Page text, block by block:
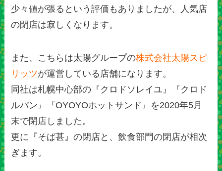
少々値が張るという評価もありましたが、人気店
の閉店は寂しくなります。
また、こちらは太陽グループの株式会社太陽スピ
リッツが運営している店舗になります。
同社は札幌中心部の『クロドソレイユ』『クロド
ルパン』『OYOYOホットサンド』を2020年5月
末で閉店しました。
更に『そば甚』の閉店と、飲食部門の閉店が相次
ぎます。